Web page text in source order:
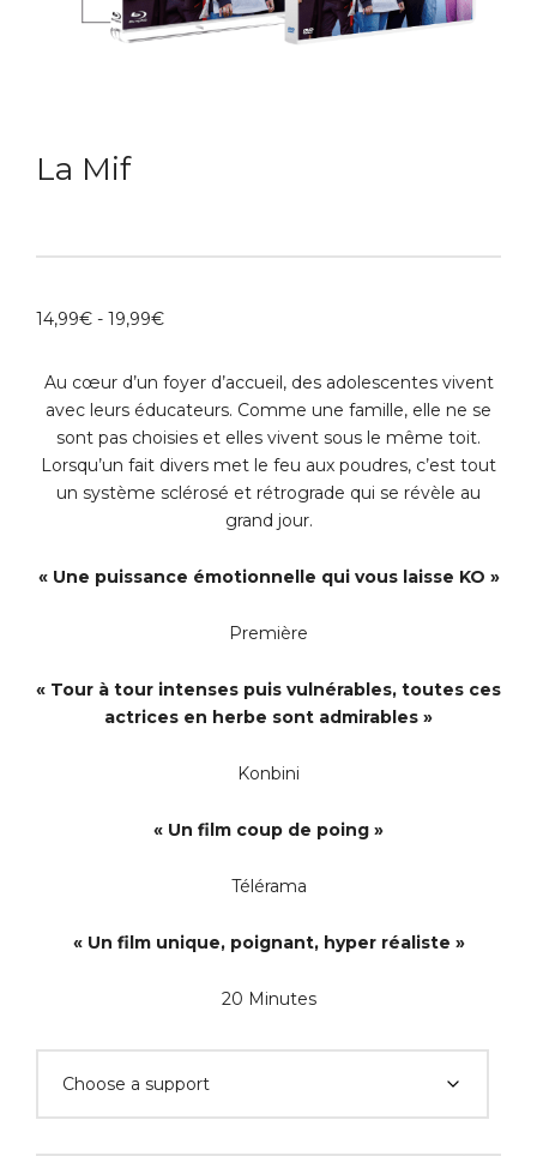
La Mif
14,99€ - 19,99€
Au cœur d’un foyer d’accueil, des adolescentes vivent
avec leurs éducateurs. Comme une famille, elle ne se
sont pas choisies et elles vivent sous le même toit.
Lorsqu’un fait divers met le feu aux poudres, c’est tout
un système sclérosé et rétrograde qui se révèle au
grand jour.
« Une puissance émotionnelle qui vous laisse KO »
Première
« Tour à tour intenses puis vulnérables, toutes ces
actrices en herbe sont admirables »
Konbini
« Un film coup de poing »
Télérama
« Un film unique, poignant, hyper réaliste »
20 Minutes